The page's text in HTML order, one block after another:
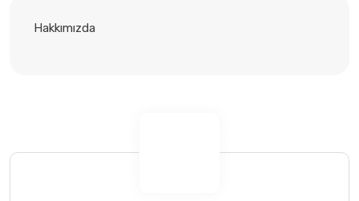
Hakkımızda